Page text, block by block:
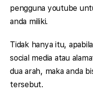
pengguna youtube
anda miliki.
Tidak hanya itu,
social media atau
dua arah, maka anda
tersebut.